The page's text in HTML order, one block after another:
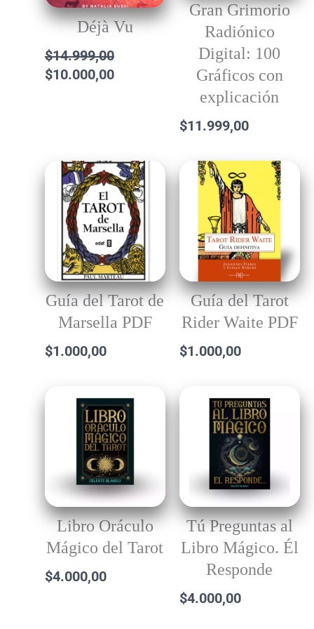
Déjà Vu
$14.999,00
$10.000,00
Gran Grimorio
Radiónico
Digital: 100
Gráficos con
explicación
$11.999,00
Guía del Tarot de
Marsella PDF
$1.000,00
Guía del Tarot
Rider Waite PDF
$1.000,00
Libro Oráculo
Mágico del Tarot
$4.000,00
Tú Preguntas al
Libro Mágico. Él
Responde
$4.000,00